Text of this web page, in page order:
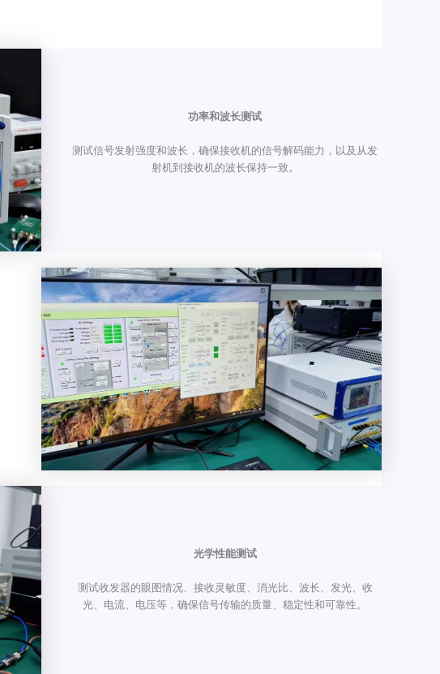
功率和波长测试
测试信号发射强度和波长，确保接收机的信号解码能力，以及从发
射机到接收机的波长保持一致。
光学性能测试
测试收发器的眼图情况、接收灵敏度、消光比、波长、发光、收
光、电流、电压等，确保信号传输的质量、稳定性和可靠性。